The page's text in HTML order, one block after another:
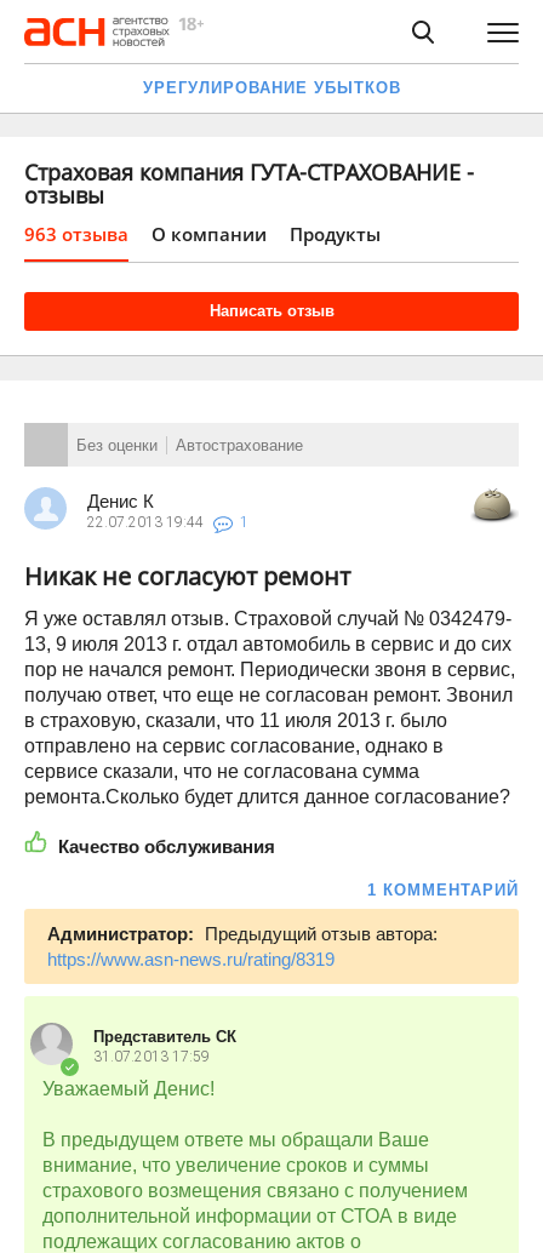
УРЕГУЛИРОВАНИЕ УБЫТКОВ
Страховая компания ГУТА-СТРАХОВАНИЕ -
отзывы
963 отзыва О компании Продукты
Написать отзыв
Без оценки Автострахование
Денис К
22.07.2013 19:44 1
Никак не согласуют ремонт
Я уже оставлял отзыв. Страховой случай № 0342479-
13, 9 июля 2013 г. отдал автомобиль в сервис и до сих
пор не начался ремонт. Периодически звоня в сервис,
получаю ответ, что еще не согласован ремонт. Звонил
в страховую, сказали, что 11 июля 2013 г. было
отправлено на сервис согласование, однако в
сервисе сказали, что не согласована сумма
ремонта.Сколько будет длится данное согласование?
Качество обслуживания
1 КОММЕНТАРИЙ
Администратор:
Предыдущий отзыв автора:
https://www.asn-news.ru/rating/8319
Представитель СК
31.07.2013 17:59
Уважаемый Денис!
В предыдущем ответе мы обращали Ваше
внимание, что увеличение сроков и суммы
страхового возмещения связано с получением
дополнительной информации от СТОА в виде
подлежащих согласованию актов о